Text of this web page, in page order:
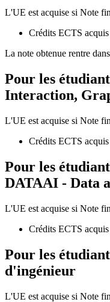
L'UE est acquise si Note
Crédits ECTS
La note obtenue rentre
Pour les
Interaction,
L'UE est acquise si Note
Crédits ECTS
Pour les
DATAAI - Data
L'UE est acquise si Note
Crédits ECTS
Pour les
d'ingénieur
L'UE est acquise si Note